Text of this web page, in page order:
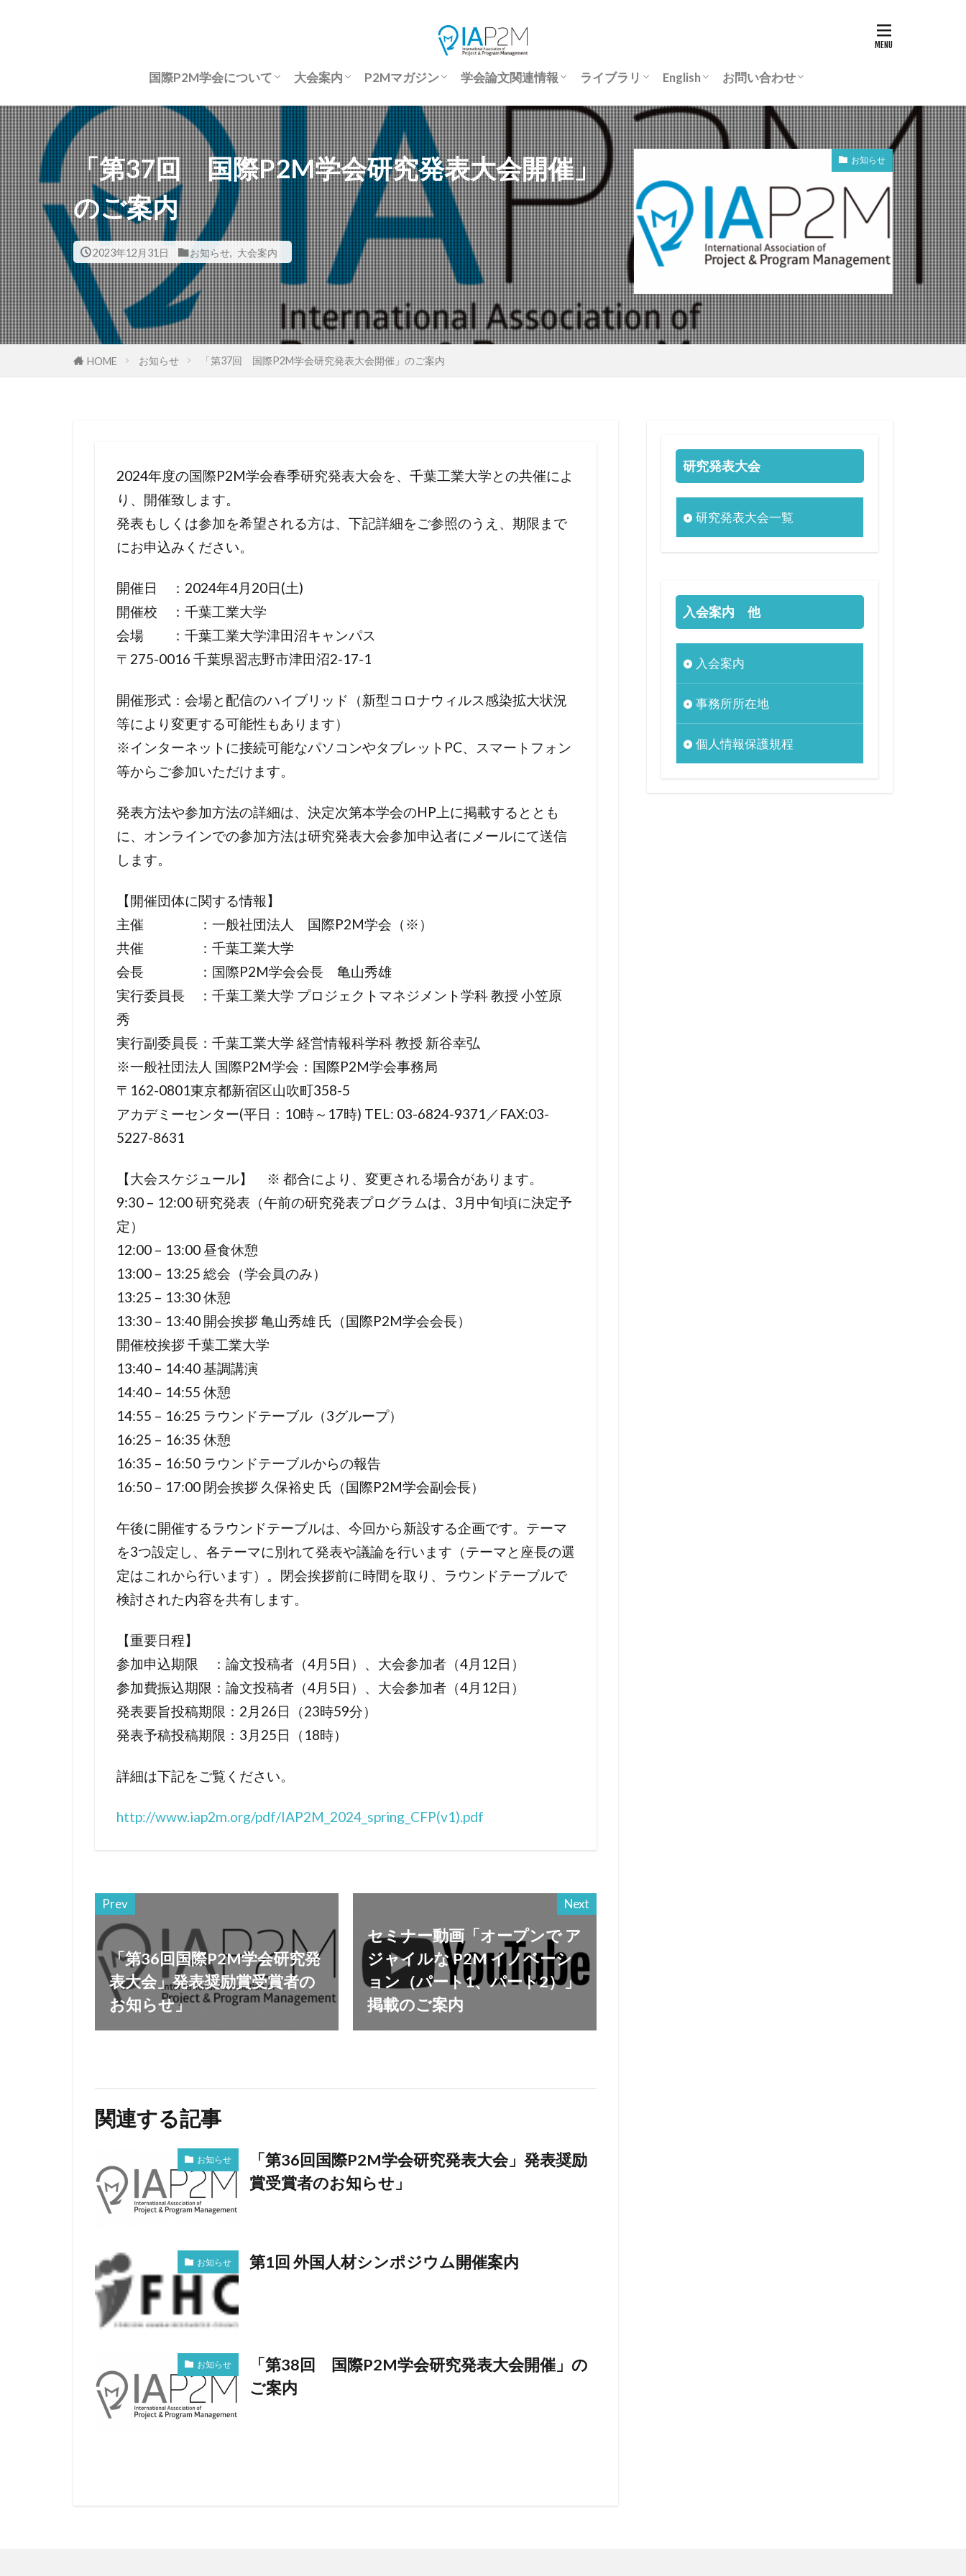
国際P2M学会について
国際P2M学会について
P2Mコンセプト(ver2.0)
学会定款
表彰規程
表彰一覧
組織図
会長挨拶
名誉会員
役員等名簿 2026年度
法人会員名簿
学会資格・認定
年次総会
事務所所在地
お問い合わせ
大会案内
大会案内
大会申込
論文要旨登録
研究発表大会報告書
国際会議
P2Mマガジン
P2Mマガジン
P2Mマガジン-Back Number
P2Mマガジンアンケート
学会論文関連情報
国際P2M学会誌投稿規程
著作権規定
倫理規定
優秀論文
予稿集・学会誌 アクセス方法
学会論文投稿規程補足
学会論文サンプル
投稿から掲載までの流れ
座長マニュアル
論文要旨登録申請フォーム
予稿集（J-STAGE)
論文集（J-STAGE)
ライブラリ
ライブラリ
優秀論文
セミナー動画
English
Chairman’s greeting
ASCON-IEEChE
お問い合わせ
入会案内
よくあるご質問
事務所所在地
個人情報保護規程
「第37回 国際P2M学会研究発表大会開催」
のご案内
2023年12月31日 お知らせ 大会案内
お知らせ
HOME お知らせ 「第37回 国際P2M学会研究発表大会開催」のご案内
2024年度の国際P2M学会春季研究発表大会を、千葉工業大学との共催によ
り、開催致します。
発表もしくは参加を希望される方は、下記詳細をご参照のうえ、期限まで
にお申込みください。
開催日 ：2024年4月20日(土)
開催校 ：千葉工業大学
会場 ：千葉工業大学津田沼キャンパス
〒275-0016 千葉県習志野市津田沼2-17-1
開催形式：会場と配信のハイブリッド（新型コロナウィルス感染拡大状況
等により変更する可能性もあります）
※インターネットに接続可能なパソコンやタブレットPC、スマートフォン
等からご参加いただけます。
発表方法や参加方法の詳細は、決定次第本学会のHP上に掲載するととも
に、オンラインでの参加方法は研究発表大会参加申込者にメールにて送信
します。
【開催団体に関する情報】
主催 ：一般社団法人 国際P2M学会（※）
共催 ：千葉工業大学
会長 ：国際P2M学会会長 亀山秀雄
実行委員長 ：千葉工業大学 プロジェクトマネジメント学科 教授 小笠原
秀
実行副委員長：千葉工業大学 経営情報科学科 教授 新谷幸弘
※一般社団法人 国際P2M学会：国際P2M学会事務局
〒162-0801東京都新宿区山吹町358-5
アカデミーセンター(平日：10時～17時) TEL: 03-6824-9371／FAX:03-
5227-8631
【大会スケジュール】 ※ 都合により、変更される場合があります。
9:30 – 12:00 研究発表（午前の研究発表プログラムは、3月中旬頃に決定予
定）
12:00 – 13:00 昼⾷休憩
13:00 – 13:25 総会（学会員のみ）
13:25 – 13:30 休憩
13:30 – 13:40 開会挨拶 亀山秀雄 氏（国際P2M学会会長）
開催校挨拶 千葉工業大学
13:40 – 14:40 基調講演
14:40 – 14:55 休憩
14:55 – 16:25 ラウンドテーブル（3グループ）
16:25 – 16:35 休憩
16:35 – 16:50 ラウンドテーブルからの報告
16:50 – 17:00 閉会挨拶 久保裕史 氏（国際P2M学会副会長）
午後に開催するラウンドテーブルは、今回から新設する企画です。テーマ
を3つ設定し、各テーマに別れて発表や議論を行います（テーマと座長の選
定はこれから行います）。閉会挨拶前に時間を取り、ラウンドテーブルで
検討された内容を共有します。
【重要日程】
参加申込期限 ：論文投稿者（4月5日）、大会参加者（4月12日）
参加費振込期限：論文投稿者（4月5日）、大会参加者（4月12日）
発表要旨投稿期限：2月26日（23時59分）
発表予稿投稿期限：3月25日（18時）
詳細は下記をご覧ください。
http://www.iap2m.org/pdf/IAP2M_2024_spring_CFP(v1).pdf
Prev
「第36回国際P2M学会研究発
表大会」発表奨励賞受賞者の
お知らせ」
Next
セミナー動画「オープンで ア
ジャイルな P2M イノベーシ
ョン（パート1、パート2）」
掲載のご案内
関連する記事
お知らせ
「第36回国際P2M学会研究発表大会」発表奨励
賞受賞者のお知らせ」
お知らせ 第1回 外国人材シンポジウム開催案内
お知らせ
「第38回 国際P2M学会研究発表大会開催」の
ご案内
研究発表大会
研究発表大会一覧
入会案内 他
入会案内
事務所所在地
個人情報保護規程